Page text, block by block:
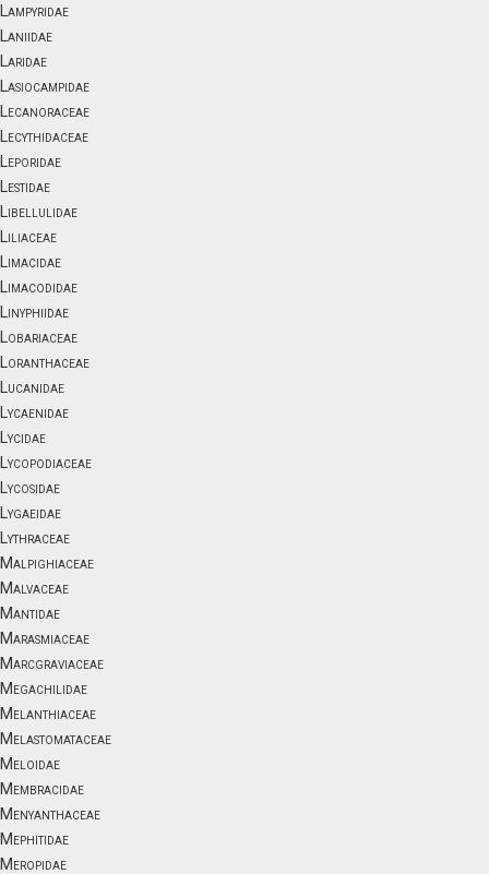
Lampyridae
Laniidae
Laridae
Lasiocampidae
Lecanoraceae
Lecythidaceae
Leporidae
Lestidae
Libellulidae
Liliaceae
Limacidae
Limacodidae
Linyphiidae
Lobariaceae
Loranthaceae
Lucanidae
Lycaenidae
Lycidae
Lycopodiaceae
Lycosidae
Lygaeidae
Lythraceae
Malpighiaceae
Malvaceae
Mantidae
Marasmiaceae
Marcgraviaceae
Megachilidae
Melanthiaceae
Melastomataceae
Meloidae
Membracidae
Menyanthaceae
Mephitidae
Meropidae